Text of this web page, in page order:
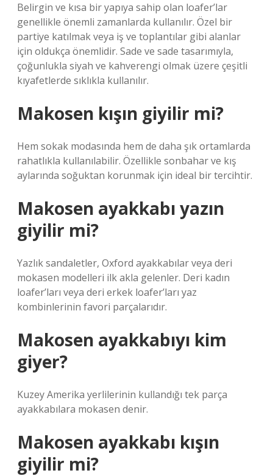
Belirgin ve kısa bir yapıya sahip olan loafer’lar
genellikle önemli zamanlarda kullanılır. Özel bir
partiye katılmak veya iş ve toplantılar gibi alanlar
için oldukça önemlidir. Sade ve sade tasarımıyla,
çoğunlukla siyah ve kahverengi olmak üzere çeşitli
kıyafetlerde sıklıkla kullanılır.
Makosen kışın giyilir mi?
Hem sokak modasında hem de daha şık ortamlarda
rahatlıkla kullanılabilir. Özellikle sonbahar ve kış
aylarında soğuktan korunmak için ideal bir tercihtir.
Makosen ayakkabı yazın
giyilir mi?
Yazlık sandaletler, Oxford ayakkabılar veya deri
mokasen modelleri ilk akla gelenler. Deri kadın
loafer’ları veya deri erkek loafer’ları yaz
kombinlerinin favori parçalarıdır.
Makosen ayakkabıyı kim
giyer?
Kuzey Amerika yerlilerinin kullandığı tek parça
ayakkabılara mokasen denir.
Makosen ayakkabı kışın
giyilir mi?